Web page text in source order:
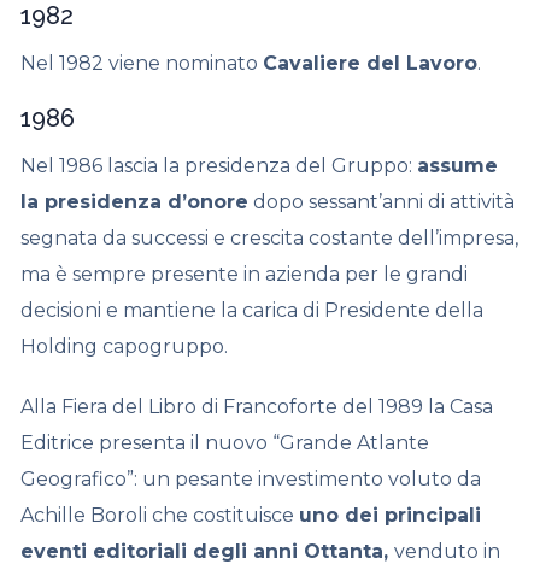
1982
Nel 1982 viene nominato Cavaliere del Lavoro.
1986
Nel 1986 lascia la presidenza del Gruppo: assume
la presidenza d’onore dopo sessant’anni di attività
segnata da successi e crescita costante dell’impresa,
ma è sempre presente in azienda per le grandi
decisioni e mantiene la carica di Presidente della
Holding capogruppo.
Alla Fiera del Libro di Francoforte del 1989 la Casa
Editrice presenta il nuovo “Grande Atlante
Geografico”: un pesante investimento voluto da
Achille Boroli che costituisce uno dei principali
eventi editoriali degli anni Ottanta,venduto in